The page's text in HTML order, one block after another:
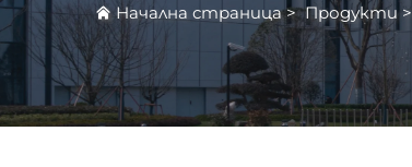
Начална страница>Продукти>